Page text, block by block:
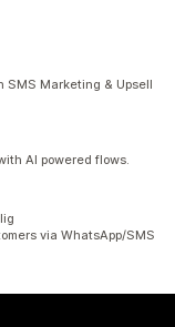
SMS Marketing & Upsell
AI powered flows.
via WhatsApp/SMS